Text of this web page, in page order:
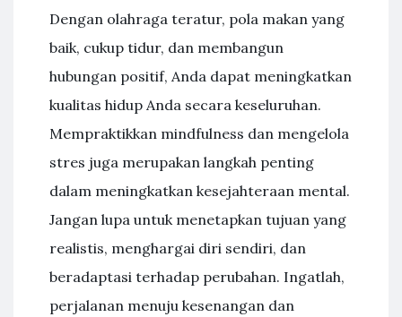
Dengan olahraga teratur, pola makan yang
baik, cukup tidur, dan membangun
hubungan positif, Anda dapat meningkatkan
kualitas hidup Anda secara keseluruhan.
Mempraktikkan mindfulness dan mengelola
stres juga merupakan langkah penting
dalam meningkatkan kesejahteraan mental.
Jangan lupa untuk menetapkan tujuan yang
realistis, menghargai diri sendiri, dan
beradaptasi terhadap perubahan. Ingatlah,
perjalanan menuju kesenangan dan